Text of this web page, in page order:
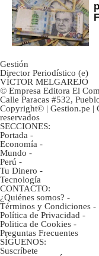
Gestión
Director Periodístico (e)
VÍCTOR MELGAREJO
© Empresa Editora El
Calle Paracas #532,
Copyright© | Gestion.pe |
reservados
SECCIONES:
Portada -
Economía -
Mundo -
Perú -
Tu Dinero -
Tecnología
CONTACTO:
¿Quiénes somos? -
Términos y Condiciones -
Política de Privacidad -
Politica de Cookies -
Preguntas Frecuentes
SÍGUENOS:
Suscríbete